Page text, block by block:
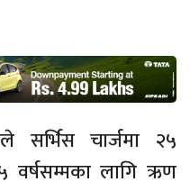
सर्भिस चार्जमा २५
वर्षसम्मका लागि ऋण